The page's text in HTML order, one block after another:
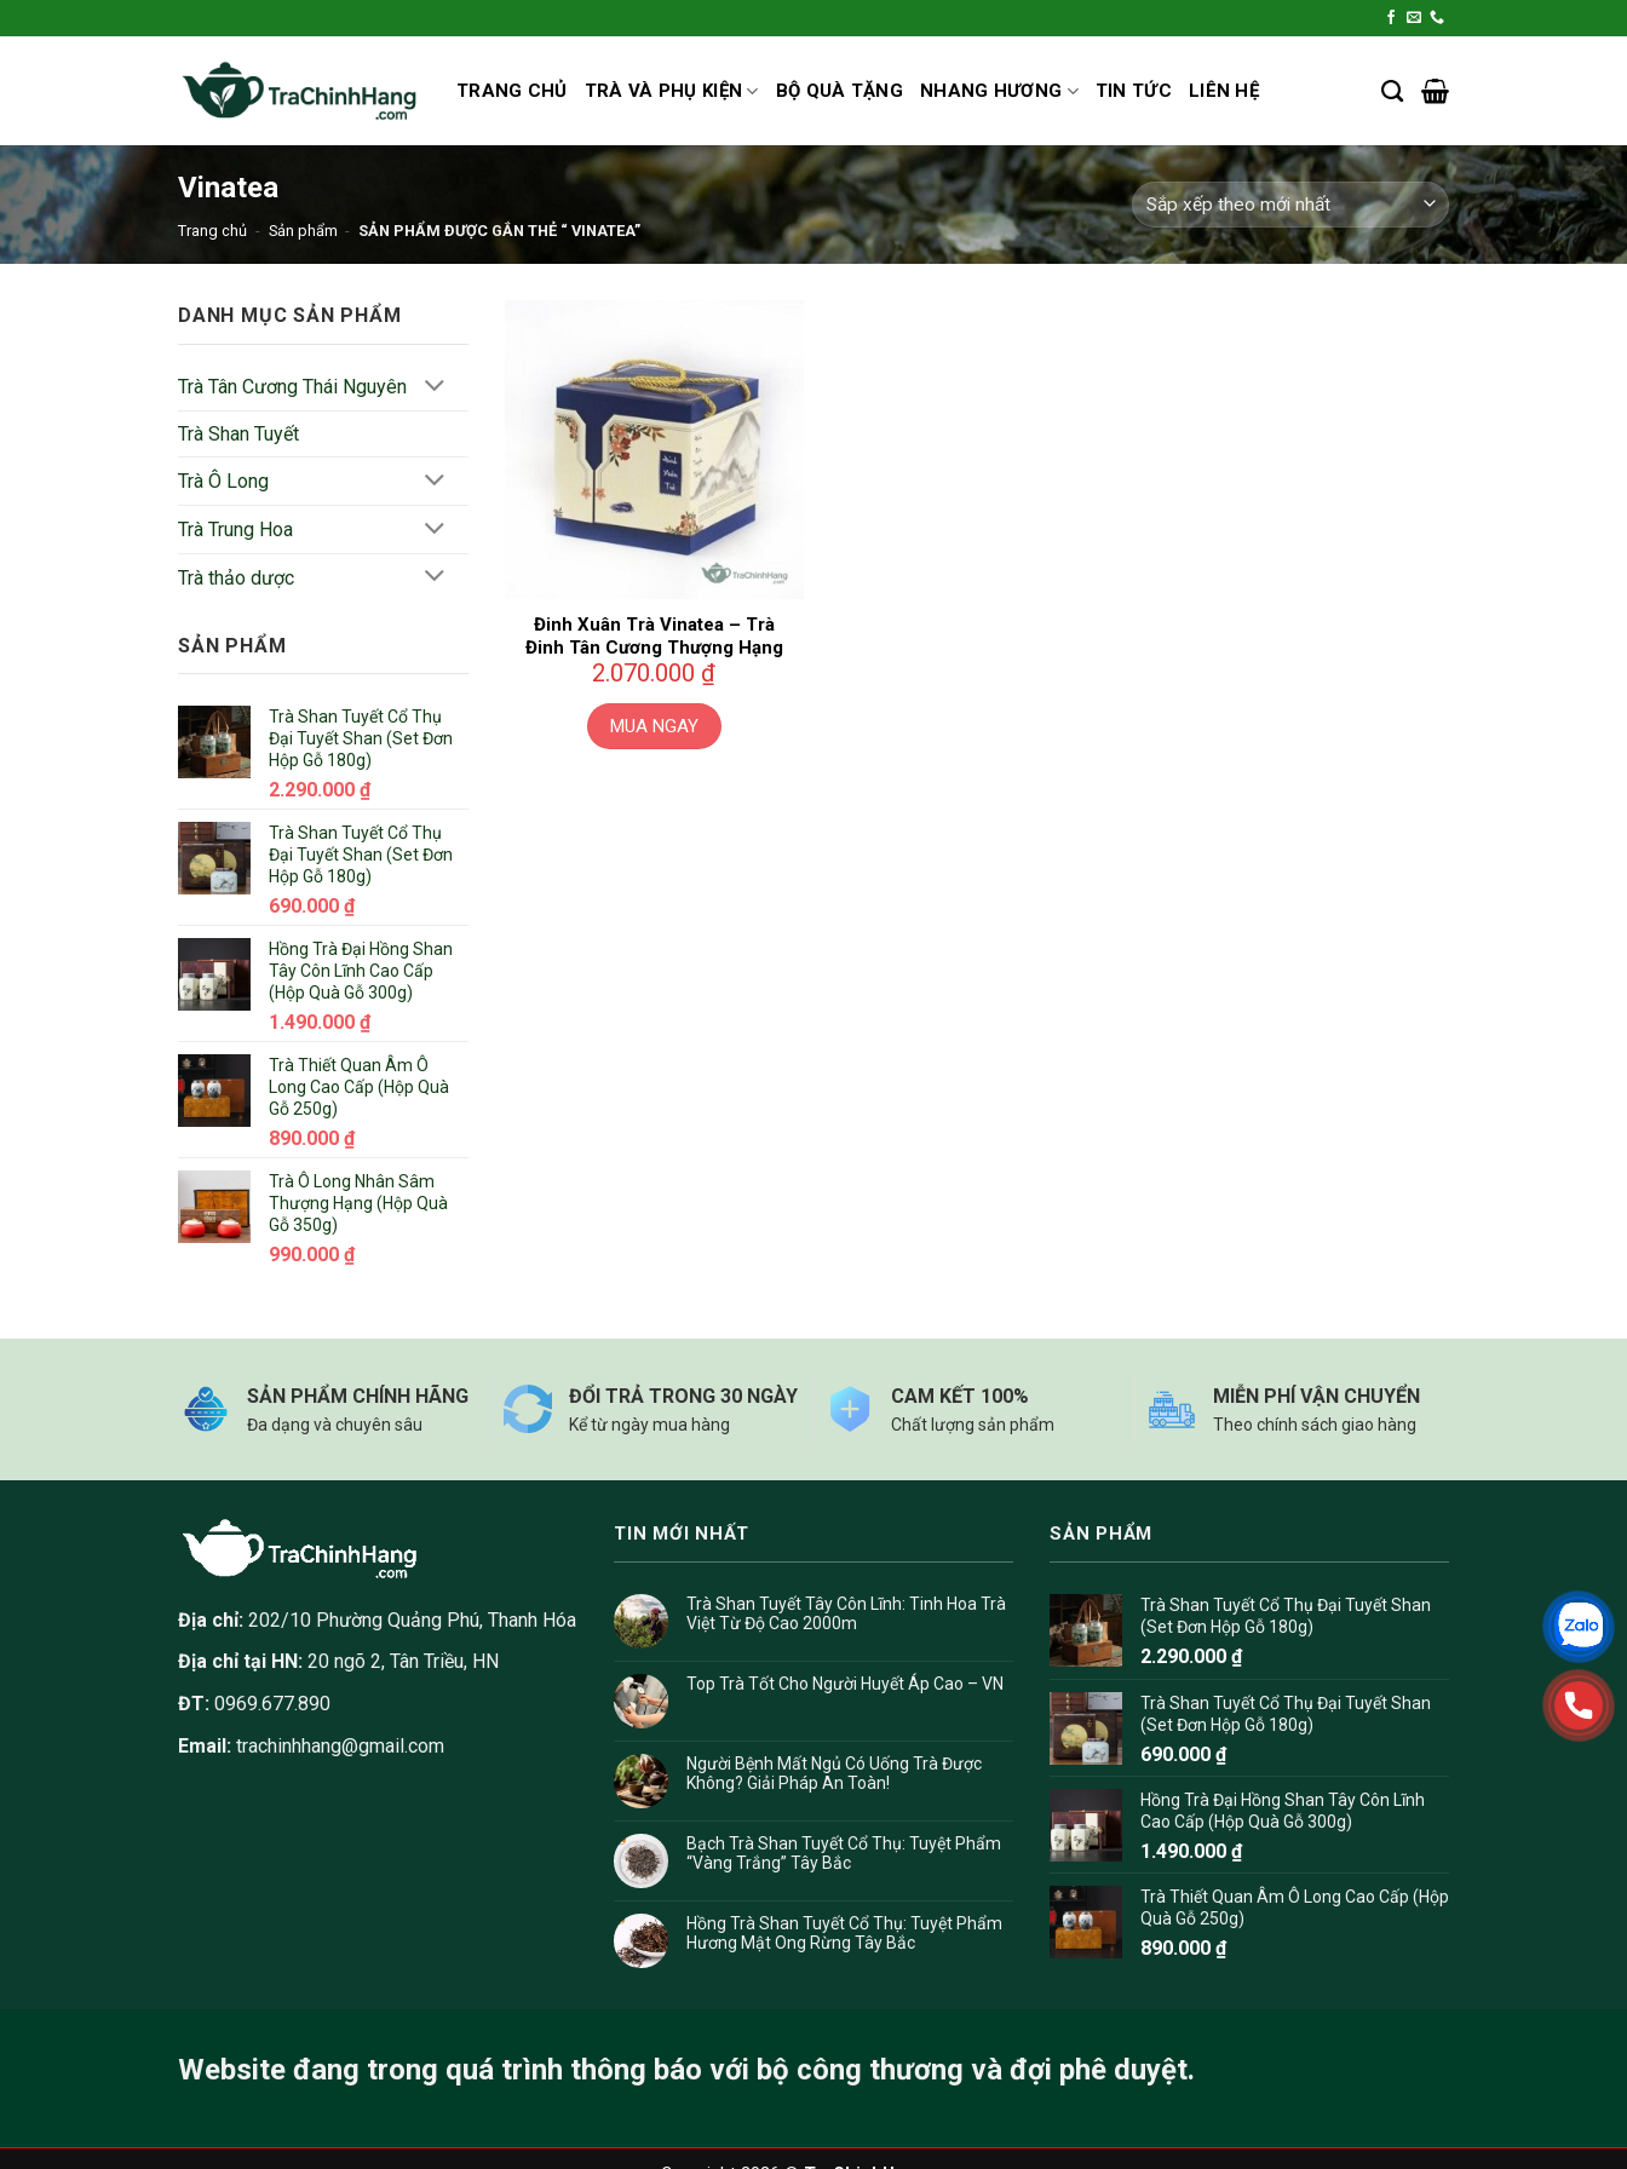
qua
TRANG CHỦ TRÀ VÀ PHỤ KIỆN BỘ QUÀ TẶNG NHANG HƯƠNG TIN TỨC LIÊN HỆ
Vinatea
Trang chủ - Sản phẩm - SẢN PHẨM ĐƯỢC GẮN THẺ “ VINATEA”
DANH MỤC SẢN PHẨM
Trà Tân Cương Thái Nguyên
Trà Shan Tuyết
Trà Ô Long
Trà Trung Hoa
Trà thảo dược
SẢN PHẨM
Trà Shan Tuyết Cổ Thụ
Đại Tuyết Shan (Set Đơn
Hộp Gỗ 180g)
2.290.000 ₫
Trà Shan Tuyết Cổ Thụ
Đại Tuyết Shan (Set Đơn
Hộp Gỗ 180g)
690.000 ₫
Hồng Trà Đại Hồng Shan
Tây Côn Lĩnh Cao Cấp
(Hộp Quà Gỗ 300g)
1.490.000 ₫
Trà Thiết Quan Âm Ô
Long Cao Cấp (Hộp Quà
Gỗ 250g)
890.000 ₫
Trà Ô Long Nhân Sâm
Thượng Hạng (Hộp Quà
Gỗ 350g)
990.000 ₫
Đinh Xuân Trà Vinatea – Trà
Đinh Tân Cương Thượng Hạng
2.070.000 ₫
MUA NGAY
SẢN PHẨM CHÍNH HÃNG
Đa dạng và chuyên sâu
ĐỔI TRẢ TRONG 30 NGÀY
Kể từ ngày mua hàng
CAM KẾT 100%
Chất lượng sản phẩm
MIỄN PHÍ VẬN CHUYỂN
Theo chính sách giao hàng
Địa chỉ: 202/10 Phường Quảng Phú, Thanh Hóa
Địa chỉ tại HN: 20 ngõ 2, Tân Triều, HN
ĐT: 0969.677.890
Email: trachinhhang@gmail.com
TIN MỚI NHẤT
Trà Shan Tuyết Tây Côn Lĩnh: Tinh Hoa Trà
Việt Từ Độ Cao 2000m
Top Trà Tốt Cho Người Huyết Áp Cao – VN
Người Bệnh Mất Ngủ Có Uống Trà Được
Không? Giải Pháp An Toàn!
Bạch Trà Shan Tuyết Cổ Thụ: Tuyệt Phẩm
“Vàng Trắng” Tây Bắc
Hồng Trà Shan Tuyết Cổ Thụ: Tuyệt Phẩm
Hương Mật Ong Rừng Tây Bắc
SẢN PHẨM
Trà Shan Tuyết Cổ Thụ Đại Tuyết Shan
(Set Đơn Hộp Gỗ 180g)
2.290.000 ₫
Trà Shan Tuyết Cổ Thụ Đại Tuyết Shan
(Set Đơn Hộp Gỗ 180g)
690.000 ₫
Hồng Trà Đại Hồng Shan Tây Côn Lĩnh
Cao Cấp (Hộp Quà Gỗ 300g)
1.490.000 ₫
Trà Thiết Quan Âm Ô Long Cao Cấp (Hộp
Quà Gỗ 250g)
890.000 ₫
Website đang trong quá trình thông báo với bộ công thương và đợi phê duyệt.